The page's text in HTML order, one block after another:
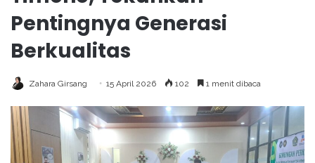
Pentingnya Generasi
Berkualitas
Zahara Girsang 15 April 2026 102 1 menit dibaca